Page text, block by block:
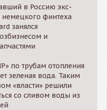
в Россию экс-
немецкого финтеха
занялся
и
по трубам отопления
зеленая вода. Таким
«власти» решили
со сливом воды из